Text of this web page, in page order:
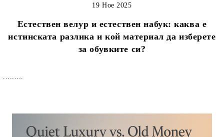
Естествен велур и естествен набук: каква е
истинската разлика и кой материал да изберете
за обувките си?
19 Ное 2025
.........